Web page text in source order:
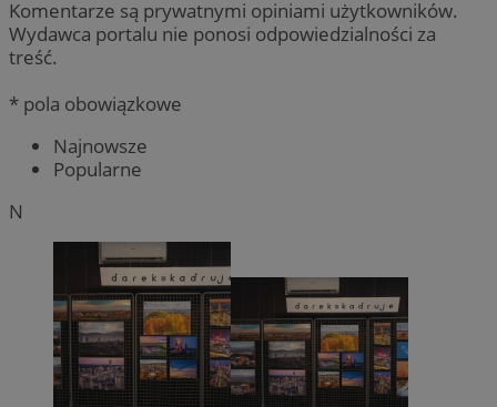
Komentarze są prywatnymi opiniami użytkowników.
Wydawca portalu nie ponosi odpowiedzialności za
treść.
* pola obowiązkowe
Najnowsze
Popularne
N